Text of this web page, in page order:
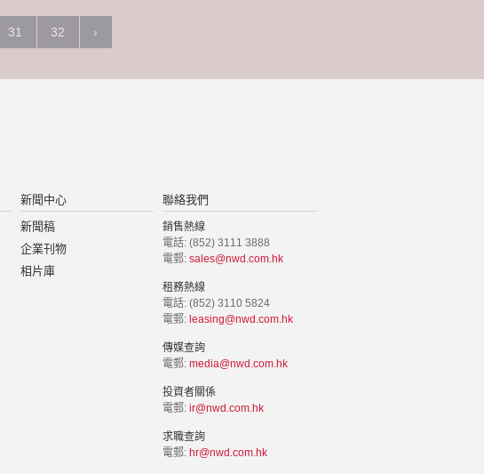
31 32 ›
新聞中心
新聞稿
企業刊物
相片庫
聯絡我們
銷售熱線
電話: (852) 3111 3888
電郵: sales@nwd.com.hk
租務熱線
電話: (852) 3110 5824
電郵: leasing@nwd.com.hk
傳媒查詢
電郵: media@nwd.com.hk
投資者關係
電郵: ir@nwd.com.hk
求職查詢
電郵: hr@nwd.com.hk